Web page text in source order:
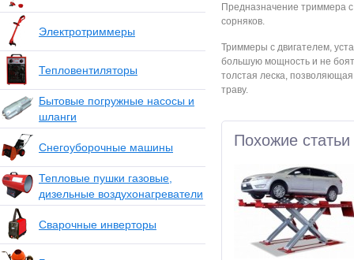
Электротриммеры
Тепловентиляторы
Бытовые погружные насосы и
шланги
Снегоуборочные машины
Тепловые пушки газовые,
дизельные воздухонагреватели
Сварочные инверторы
Предназначение триммера
сорняков.
Триммеры с двигателем,
большую мощность и не
толстая леска,
траву.
Похожие статьи